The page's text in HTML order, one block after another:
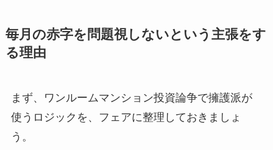
毎月の赤字を問題視しないという主張をす
る理由
まず、ワンルームマンション投資論争で擁護派が
使うロジックを、フェアに整理しておきましょ
う。